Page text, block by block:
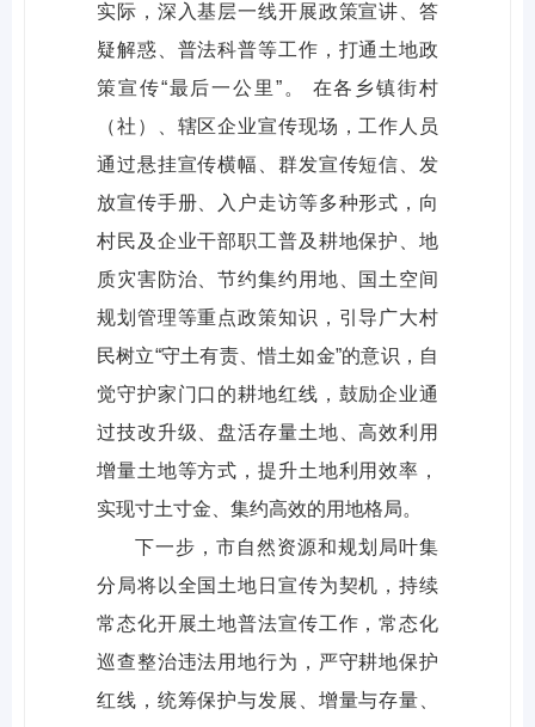
实际，深入基层一线开展政策宣讲、答
疑解惑、普法科普等工作，打通土地政
策宣传“最后一公里”。 在各乡镇街村
（社）、辖区企业宣传现场，工作人员
通过悬挂宣传横幅、群发宣传短信、发
放宣传手册、入户走访等多种形式，向
村民及企业干部职工普及耕地保护、地
质灾害防治、节约集约用地、国土空间
规划管理等重点政策知识，引导广大村
民树立“守土有责、惜土如金”的意识，自
觉守护家门口的耕地红线，鼓励企业通
过技改升级、盘活存量土地、高效利用
增量土地等方式，提升土地利用效率，
实现寸土寸金、集约高效的用地格局。
下一步，市自然资源和规划局叶集
分局将以全国土地日宣传为契机，持续
常态化开展土地普法宣传工作，常态化
巡查整治违法用地行为，严守耕地保护
红线，统筹保护与发展、增量与存量、